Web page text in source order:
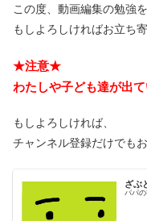
この度、動画編集の勉強
もしよろしければお立ち
★注意★
わたしや子ども達が出
もしよろしければ、
チャンネル登録だけでも
ざぶ
パパ